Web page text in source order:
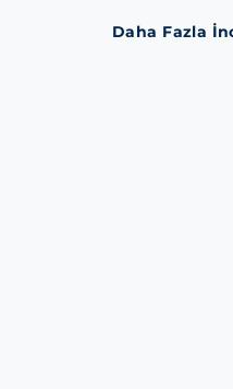
Daha Fazla